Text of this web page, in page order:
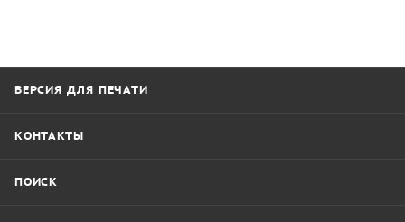
ВЕРСИЯ ДЛЯ ПЕЧАТИ
КОНТАКТЫ
ПОИСК